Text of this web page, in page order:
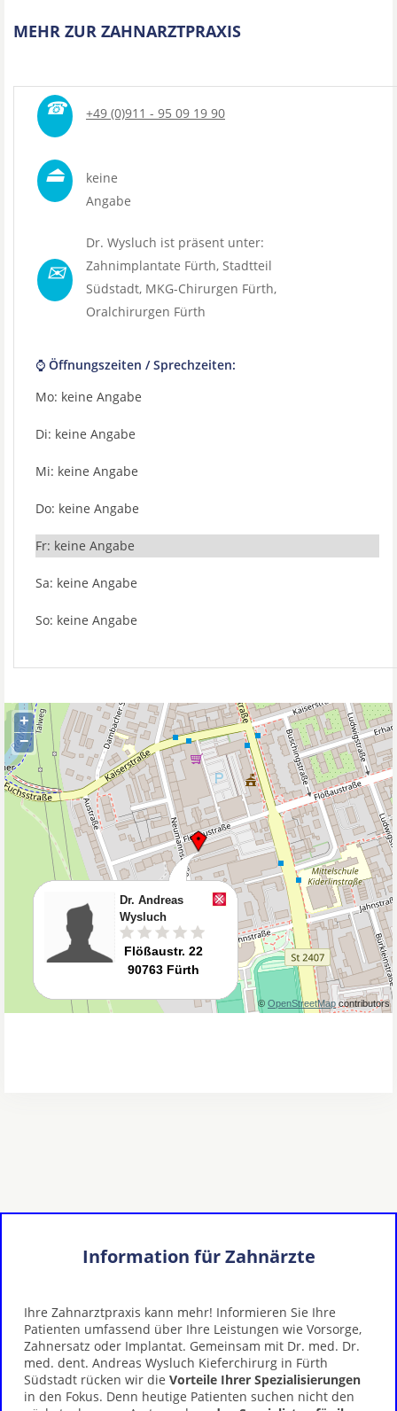
MEHR ZUR ZAHNARZTPRAXIS
☎ +49 (0)911 - 95 09 19 90
⏏
keine
Angabe
✉
Dr. Wysluch ist präsent unter:
Zahnimplantate Fürth, Stadtteil
Südstadt, MKG-Chirurgen Fürth,
Oralchirurgen Fürth
⌚ Öffnungszeiten / Sprechzeiten:
Mo: keine Angabe
Di: keine Angabe
Mi: keine Angabe
Do: keine Angabe
Fr: keine Angabe
Sa: keine Angabe
So: keine Angabe
Information für Zahnärzte
Ihre Zahnarztpraxis kann mehr! Informieren Sie Ihre
Patienten umfassend über Ihre Leistungen wie Vorsorge,
Zahnersatz oder Implantat. Gemeinsam mit Dr. med. Dr.
med. dent. Andreas Wysluch Kieferchirurg in Fürth
Südstadt rücken wir die Vorteile Ihrer Spezialisierungen
in den Fokus. Denn heutige Patienten suchen nicht den